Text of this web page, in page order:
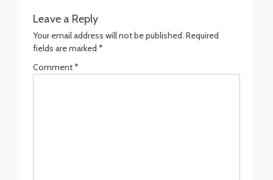
e
sLeave a Reply
Your email address will not be published. Required
fields are marked *
Comment*